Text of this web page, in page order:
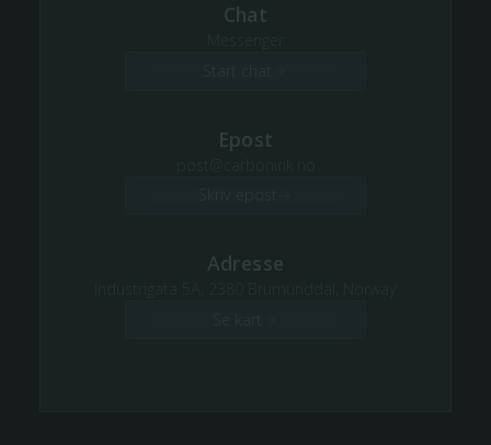
Chat
Epost
Adresse